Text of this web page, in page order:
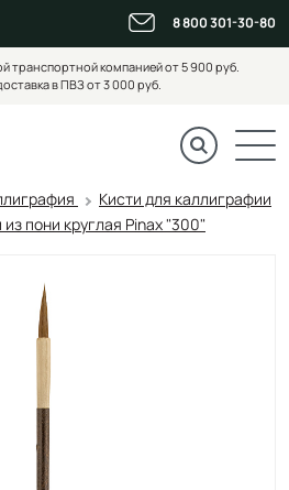
8 800 301-30-80
транспортной компанией от 5 900 руб.
в ПВЗ от 3 000 руб.
Кисти для каллиграфии
пони круглая Pinax "300"